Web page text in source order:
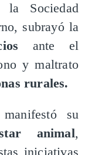
la Sociedad
subrayó la
ante el
y maltrato
rurales.
su
animal,
iniciativas